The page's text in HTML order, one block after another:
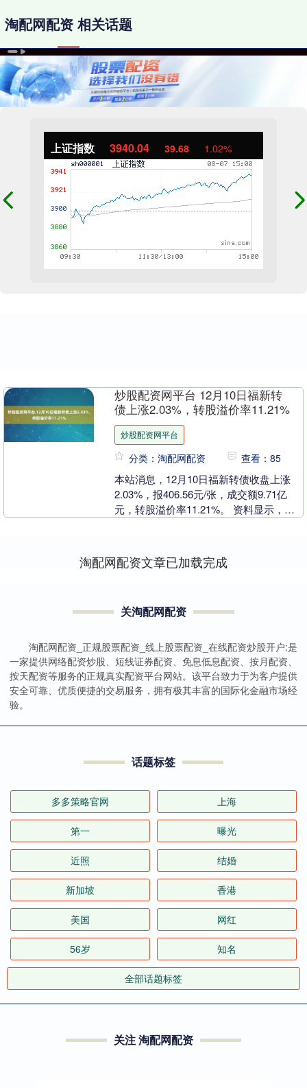
上证指数 3940.04 39.68 1.02%
淘配网配资 相关话题
炒股配资网平台 12月10日福新转
债上涨2.03%，转股溢价率11.21%
炒股配资网平台
分类：淘配网配资 查看：85
本站消息，12月10日福新转债收盘上涨
2.03%，报406.56元/张，成交额9.71亿
元，转股溢价率11.21%。 资料显示，福
淘配网配资文章已加载完成
关淘配网配资
淘配网配资_正规股票配资_线上股票配资_在线配资炒股开户:是
一家提供网络配资炒股、短线证券配资、免息低息配资、按月配资、
按天配资等服务的正规真实配资平台网站。该平台致力于为客户提供
安全可靠、优质便捷的交易服务，拥有极其丰富的国际化金融市场经
验。
话题标签
多多策略官网 上海
第一 曝光
近照 结婚
新加坡 香港
美国 网红
56岁 知名
全部话题标签
关注 淘配网配资